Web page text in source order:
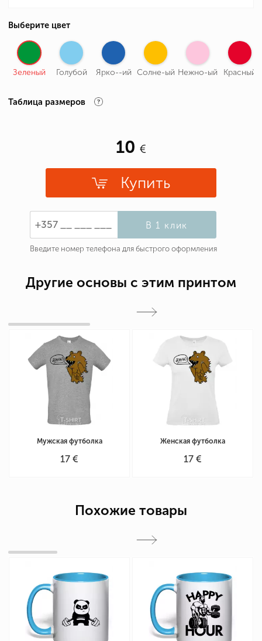
10
Купить
В 1 клик
Введите номер телефона для быстрого оформления
Выберите цвет
Зеленый Голубой Ярко--ий Солне-ый Нежно-ый Красный
Таблица размеров
Другие основы с этим принтом
Мужская футболка
17 €
Женская футболка
17 €
Похожие товары